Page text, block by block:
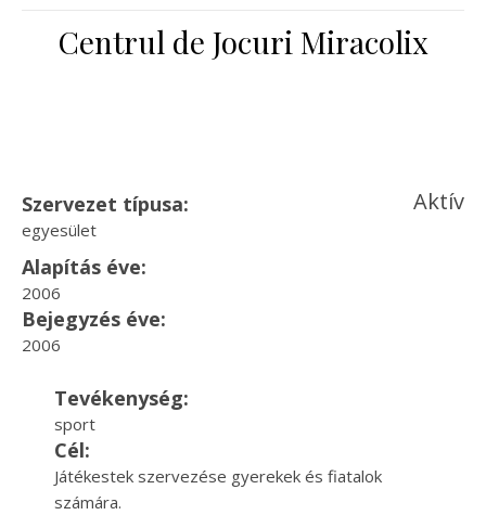
Centrul de Jocuri Miracolix
Szervezet típusa:
egyesület
Aktív
Alapítás éve:
2006
Bejegyzés éve:
2006
Tevékenység:
sport
Cél:
Játékestek szervezése gyerekek és fiatalok
számára.